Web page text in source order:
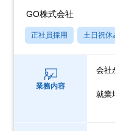
GO株式会社
正社員採用 土日祝休
業務内容
会社
就業